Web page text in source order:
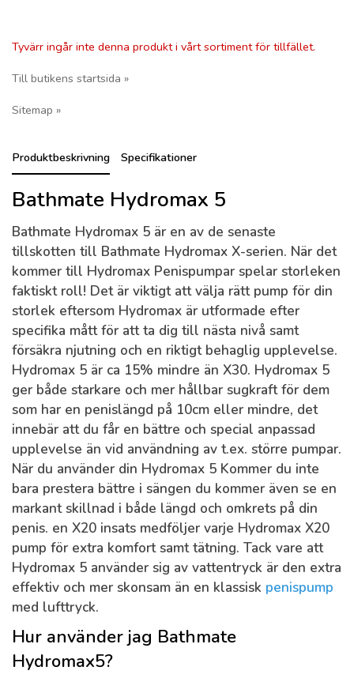
Tyvärr ingår inte denna produkt i vårt sortiment för tillfället.
Till butikens startsida »
Sitemap »
Produktbeskrivning Specifikationer
Bathmate Hydromax 5
Bathmate Hydromax 5 är en av de senaste
tillskotten till Bathmate Hydromax X-serien. När det
kommer till Hydromax Penispumpar spelar storleken
faktiskt roll! Det är viktigt att välja rätt pump för din
storlek eftersom Hydromax är utformade efter
specifika mått för att ta dig till nästa nivå samt
försäkra njutning och en riktigt behaglig upplevelse.
Hydromax 5 är ca 15% mindre än X30. Hydromax 5
ger både starkare och mer hållbar sugkraft för dem
som har en penislängd på 10cm eller mindre, det
innebär att du får en bättre och special anpassad
upplevelse än vid användning av t.ex. större pumpar.
När du använder din Hydromax 5 Kommer du inte
bara prestera bättre i sängen du kommer även se en
markant skillnad i både längd och omkrets på din
penis. en X20 insats medföljer varje Hydromax X20
pump för extra komfort samt tätning. Tack vare att
Hydromax 5 använder sig av vattentryck är den extra
effektiv och mer skonsam än en klassisk penispump
med lufttryck.
Hur använder jag Bathmate
Hydromax5?